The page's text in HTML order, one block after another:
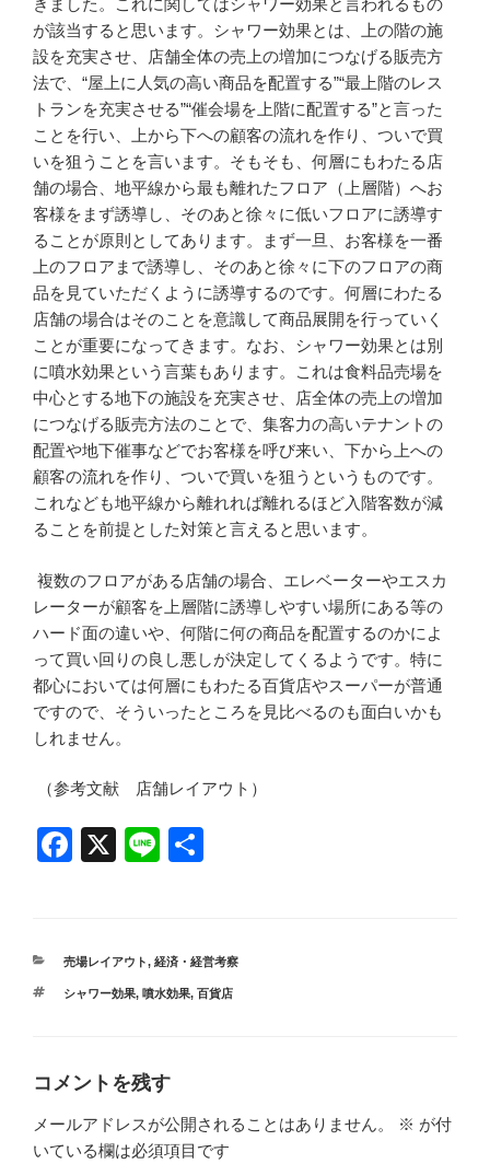
きました。これに関してはシャワー効果と言われるもの
が該当すると思います。シャワー効果とは、上の階の施
設を充実させ、店舗全体の売上の増加につなげる販売方
法で、“屋上に人気の高い商品を配置する”“最上階のレス
トランを充実させる”“催会場を上階に配置する”と言った
ことを行い、上から下への顧客の流れを作り、ついで買
いを狙うことを言います。そもそも、何層にもわたる店
舗の場合、地平線から最も離れたフロア（上層階）へお
客様をまず誘導し、そのあと徐々に低いフロアに誘導す
ることが原則としてあります。まず一旦、お客様を一番
上のフロアまで誘導し、そのあと徐々に下のフロアの商
品を見ていただくように誘導するのです。何層にわたる
店舗の場合はそのことを意識して商品展開を行っていく
ことが重要になってきます。なお、シャワー効果とは別
に噴水効果という言葉もあります。これは食料品売場を
中心とする地下の施設を充実させ、店全体の売上の増加
につなげる販売方法のことで、集客力の高いテナントの
配置や地下催事などでお客様を呼び来い、下から上への
顧客の流れを作り、ついで買いを狙うというものです。
これなども地平線から離れれば離れるほど入階客数が減
ることを前提とした対策と言えると思います。
複数のフロアがある店舗の場合、エレベーターやエスカ
レーターが顧客を上層階に誘導しやすい場所にある等の
ハード面の違いや、何階に何の商品を配置するのかによ
って買い回りの良し悪しが決定してくるようです。特に
都心においては何層にもわたる百貨店やスーパーが普通
ですので、そういったところを見比べるのも面白いかも
しれません。
（参考文献 店舗レイアウト）
F
e
b
k
X
Li
カ
ゴ
売場レイアウト, 経済・経営考察
タ
シャワー効果, 噴水効果, 百貨店
コメントを残す
メールアドレスが公開されることはありません。 ※ が付
いている欄は必須項目です